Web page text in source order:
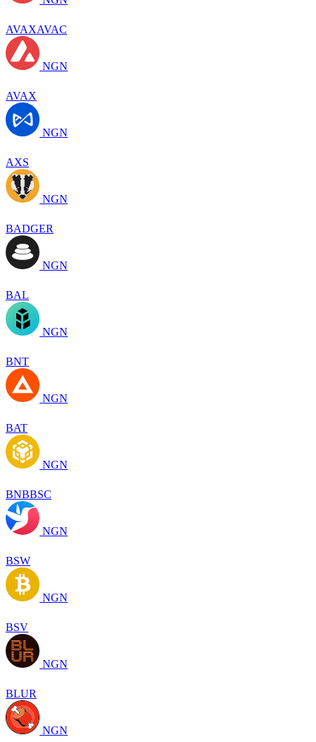
AVAXAVAC
NGN
AVAX
NGN
AXS
NGN
BADGER
NGN
BAL
NGN
BNT
NGN
BAT
NGN
BNBBSC
NGN
BSW
NGN
BSV
NGN
BLUR
NGN